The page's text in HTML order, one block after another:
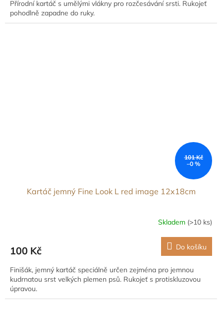
Přírodní kartáč s umělými vlákny pro rozčesávání srsti. Rukojeť
pohodlně zapadne do ruky.
101 Kč
–0 %
Kartáč jemný Fine Look L red image 12x18cm
Skladem (>10 ks)
100 Kč Do košíku
Finišák, jemný kartáč speciálně určen zejména pro jemnou
kudrnatou srst velkých plemen psů. Rukojeť s protiskluzovou
úpravou.